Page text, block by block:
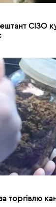
СІЗО
торгівлю